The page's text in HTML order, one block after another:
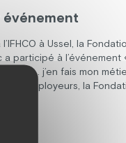
événement
à Ussel, la
a participé à l’événement
j’en fais mon
employeurs, la